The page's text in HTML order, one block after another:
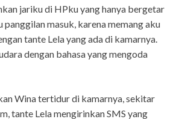
jariku di HPku yang hanya bergetar
panggilan masuk, karena memang aku
tante Lela yang ada di kamarnya.
dengan bahasa yang mengoda
Wina tertidur di kamarnya, sekitar
tante Lela mengirinkan SMS yang